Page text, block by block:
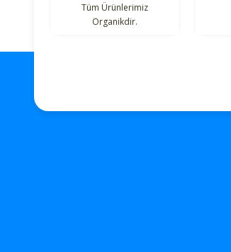
Tüm Ürünlerimiz
Organikdir.